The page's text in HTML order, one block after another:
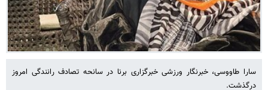
سارا طاووسی، خبرنگار ورزشی خبرگزاری برنا در سانحه تصادف رانندگی امروز
درگذشت.